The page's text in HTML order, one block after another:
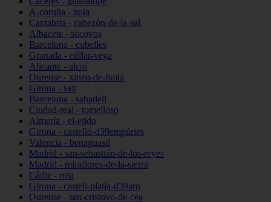
A-coruña - noia
Cantabria - cabezón-de-la-sal
Albacete - socovos
Barcelona - cubelles
Granada - cúllar-vega
Alicante - alcoi
Ourense - xinzo-de-limia
Girona - salt
Barcelona - sabadell
Ciudad-real - tomelloso
Almería - el-ejido
Girona - castelló-d39empúries
Valencia - benaguasil
Madrid - san-sebastián-de-los-reyes
Madrid - miraflores-de-la-sierra
Cádiz - rota
Girona - castell-platja-d39aro
Ourense - san-cristovo-de-cea